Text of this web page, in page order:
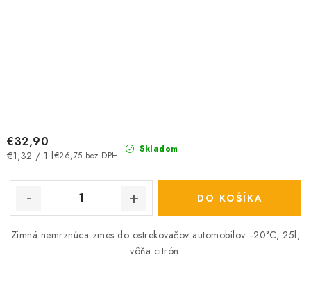
Skladom
€26,75 bez DPH
€32,90
Jednotková
€1,32 / 1 l
DO KOŠÍKA
Zimná nemrznúca zmes do ostrekovačov automobilov. -20°C, 25l,
vôňa citrón.